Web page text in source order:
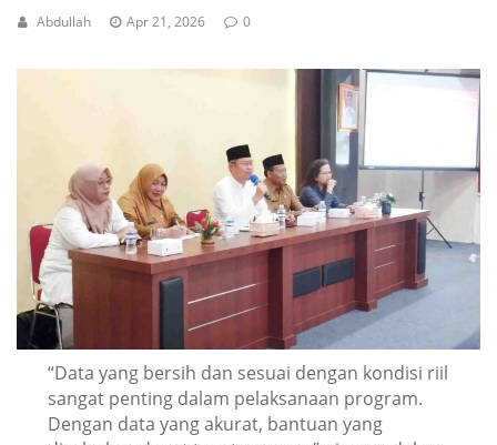
Abdullah Apr 21, 2026 0
“Data yang bersih dan sesuai dengan kondisi riil
sangat penting dalam pelaksanaan program.
Dengan data yang akurat, bantuan yang